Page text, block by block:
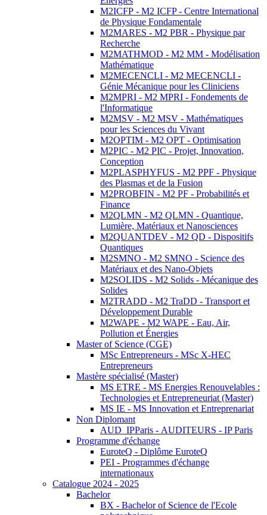
M2ICFP - M2 ICFP - Centre International
de Physique Fondamentale
M2MARES - M2 PBR - Physique par
Recherche
M2MATHMOD - M2 MM - Modélisation
Mathématique
M2MECENCLI - M2 MECENCLI -
Génie Mécanique pour les Cliniciens
M2MPRI - M2 MPRI - Fondements de
l'Informatique
M2MSV - M2 MSV - Mathématiques
pour les Sciences du Vivant
M2OPTIM - M2 OPT - Optimisation
M2PIC - M2 PIC - Projet, Innovation,
Conception
M2PLASPHYFUS - M2 PPF - Physique
des Plasmas et de la Fusion
M2PROBFIN - M2 PF - Probabilités et
Finance
M2QLMN - M2 QLMN - Quantique,
Lumière, Matériaux et Nanosciences
M2QUANTDEV - M2 QD - Dispositifs
Quantiques
M2SMNO - M2 SMNO - Science des
Matériaux et des Nano-Objets
M2SOLIDS - M2 Solids - Mécanique des
Solides
M2TRADD - M2 TraDD - Transport et
Développement Durable
M2WAPE - M2 WAPE - Eau, Air,
Pollution et Énergies
Master of Science (CGE)
MSc Entrepreneurs - MSc X-HEC
Entrepreneurs
Mastère spécialisé (Master)
MS ETRE - MS Energies Renouvelables :
Technologies et Entrepreneuriat (Master)
MS IE - MS Innovation et Entreprenariat
Non Diplomant
AUD_IPParis - AUDITEURS - IP Paris
Programme d'échange
EuroteQ - Diplôme EuroteQ
PEI - Programmes d'échange
internationaux
Catalogue 2024 - 2025
Bachelor
BX - Bachelor of Science de l'Ecole